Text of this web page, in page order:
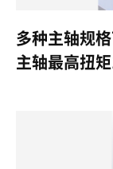
多种主轴规
主轴最高扭